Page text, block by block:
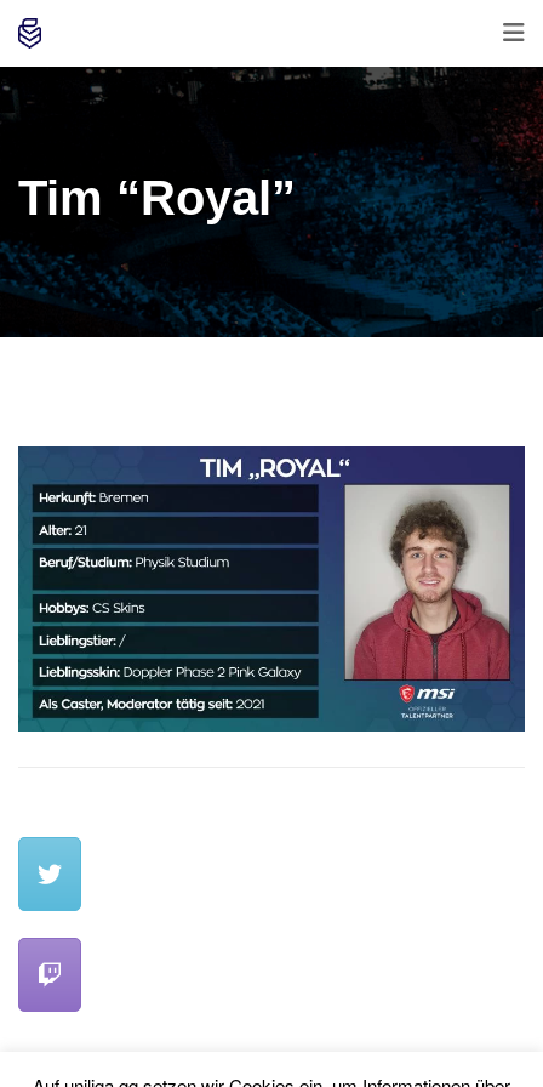
Tim “Royal”